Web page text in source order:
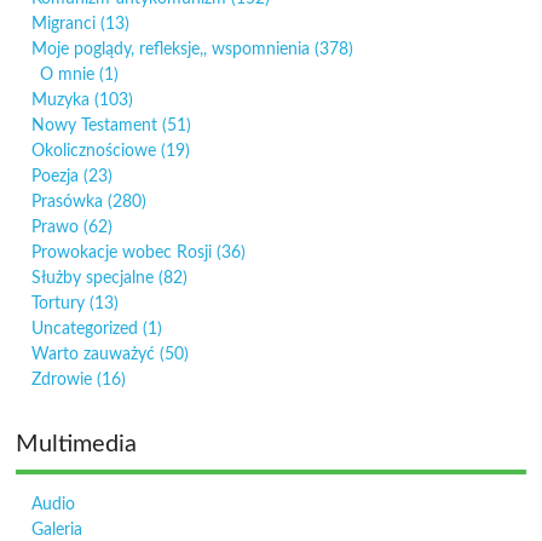
Migranci (13)
Moje poglądy, refleksje,, wspomnienia (378)
O mnie (1)
Muzyka (103)
Nowy Testament (51)
Okolicznościowe (19)
Poezja (23)
Prasówka (280)
Prawo (62)
Prowokacje wobec Rosji (36)
Służby specjalne (82)
Tortury (13)
Uncategorized (1)
Warto zauważyć (50)
Zdrowie (16)
Multimedia
Audio
Galeria